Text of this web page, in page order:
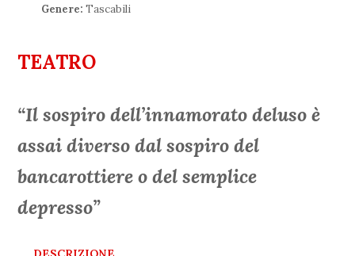
Genere: Tascabili
TEATRO
“Il sospiro dell’innamorato deluso è
assai diverso dal sospiro del
bancarottiere o del semplice
depresso”